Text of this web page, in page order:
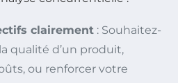
clairement : Souhaitez-
qualité d’un produit,
ou renforcer votre